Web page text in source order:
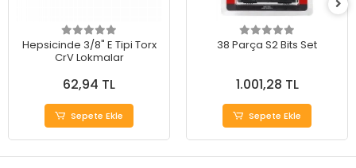
Hepsicinde 3/8" E Tipi Torx
CrV Lokmalar
62,94 TL
Sepete Ekle
38 Parça S2 Bits Set
1.001,28 TL
Sepete Ekle